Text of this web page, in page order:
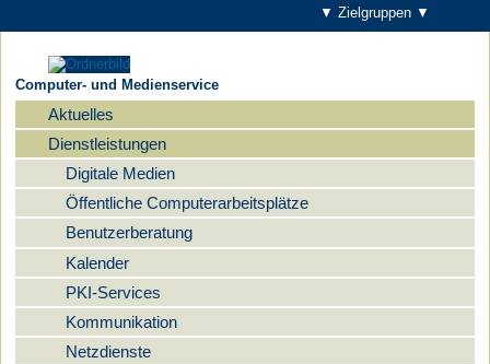
▼ Zielgruppen ▼
Computer- und Medienservice
Navigation
Aktuelles
Dienstleistungen
Digitale Medien
Öffentliche Computerarbeitsplätze
Benutzerberatung
Kalender
PKI-Services
Kommunikation
Netzdienste